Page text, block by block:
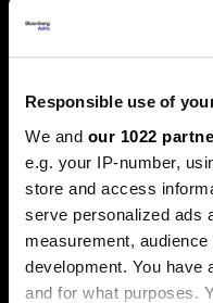
Responsible use of
We and our 1022
e.g. your IP-number,
store and access
serve personalized ads
measurement,
development. You have
and for what purposes.
Ljeto na
ulagača kao
Povijesni podaci
najmanjom volatilnošću